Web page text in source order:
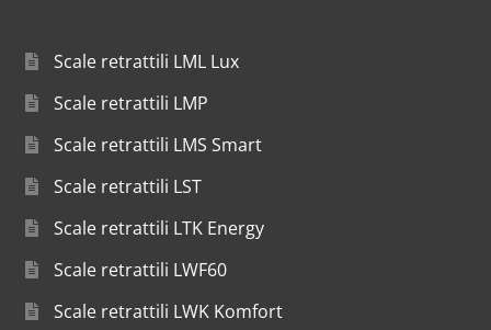
Scale retrattili LML Lux
Scale retrattili LMP
Scale retrattili LMS Smart
Scale retrattili LST
Scale retrattili LTK Energy
Scale retrattili LWF60
Scale retrattili LWK Komfort